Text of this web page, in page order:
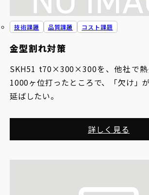
金型割れ対策
技術課題 品質課題 コスト課題
SKH51 t70×300×300を、他社で熱
1000ヶ位打ったところで、「欠け」
延ばしたい。
詳しく見る